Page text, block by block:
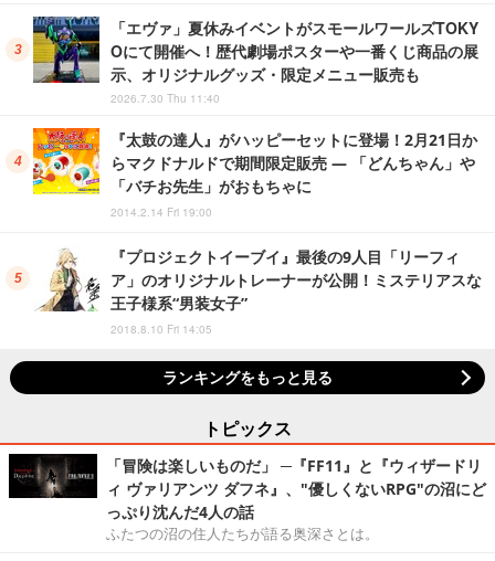
「エヴァ」夏休みイベントがスモールワールズTOKY
Oにて開催へ！歴代劇場ポスターや一番くじ商品の展
示、オリジナルグッズ・限定メニュー販売も
2026.7.30 Thu 11:40
『太鼓の達人』がハッピーセットに登場！2月21日か
らマクドナルドで期間限定販売 ― 「どんちゃん」や
「バチお先生」がおもちゃに
2014.2.14 Fri 19:00
『プロジェクトイーブイ』最後の9人目「リーフィ
ア」のオリジナルトレーナーが公開！ミステリアスな
王子様系“男装女子”
2018.8.10 Fri 14:05
ランキングをもっと見る
トピックス
「冒険は楽しいものだ」 ─『FF11』と『ウィザードリ
ィ ヴァリアンツ ダフネ』、"優しくないRPG"の沼にど
っぷり沈んだ4人の話
ふたつの沼の住人たちが語る奥深さとは。